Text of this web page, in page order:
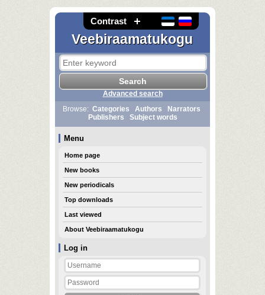
Contrast
Veebiraamatukogu
Log in
Advanced search
Browse: Categories Authors
Narrators
Publishers
Subject words
Menu
Home page
New books
New periodicals
Top downloads
Last viewed
About Veebiraamatukogu